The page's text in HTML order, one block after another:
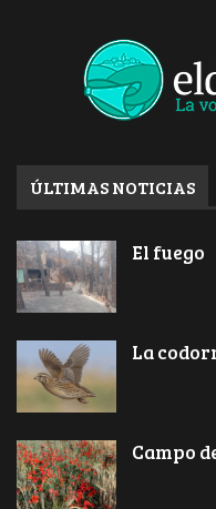
ÚLTIMAS NOTICIAS
El fuego
La
Campo